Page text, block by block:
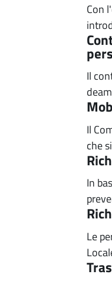
Con
Il
Il
che
In
Le